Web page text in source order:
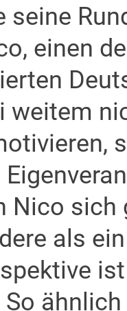
seine
einen
weitem
Nico sich
als